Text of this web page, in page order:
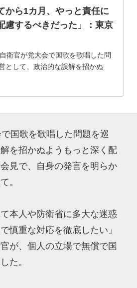
から1カ月、やっと責任に
するべきだった」：東京
衛官が党大会で国歌を歌唱した問
として、政治的な誤解を招かぬ
国歌を歌唱した問題を巡
を招かぬようもっと深く配
見で、自身の発言を明らか
。
本人や防衛省に多大な迷惑
慎重な対応を徹底したい」
が、個人の立場で無償で国
た。